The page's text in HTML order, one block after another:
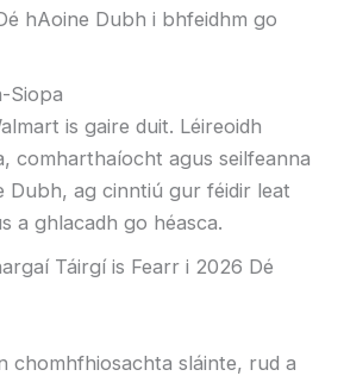
hAoine Dubh i bhfeidhm go
Siopa
is gaire duit. Léireoidh
comharthaíocht agus seilfeanna
Dubh, ag cinntiú gur féidir leat
a ghlacadh go héasca.
Táirgí is Fearr i 2026 Dé
chomhfhiosachta sláinte, rud a